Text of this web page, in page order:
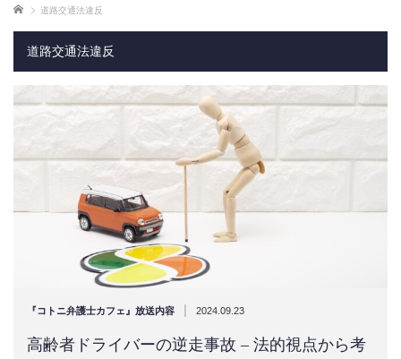
ホーム 道路交通法違反
道路交通法違反
『コトニ弁護士カフェ』放送内容 | 2024.09.23
高齢者ドライバーの逆走事故 – 法的視点から考